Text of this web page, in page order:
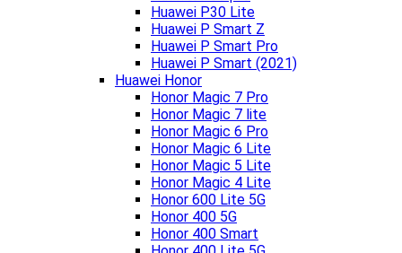
Huawei P30 Lite
Huawei P Smart Z
Huawei P Smart Pro
Huawei P Smart (2021)
Huawei Honor
Honor Magic 7 Pro
Honor Magic 7 lite
Honor Magic 6 Pro
Honor Magic 6 Lite
Honor Magic 5 Lite
Honor Magic 4 Lite
Honor 600 Lite 5G
Honor 400 5G
Honor 400 Smart